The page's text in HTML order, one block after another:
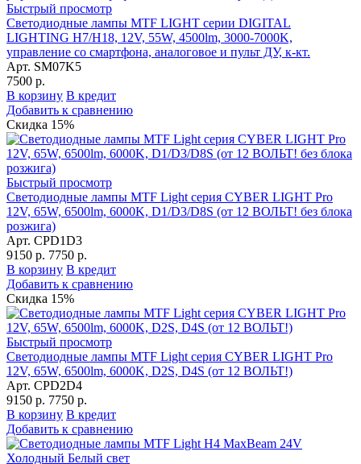
Быстрый просмотр
Светодиодные лампы MTF LIGHT серии DIGITAL
LIGHTING Н7/H18, 12V, 55W, 4500lm, 3000-7000K,
управление со смартфона, аналоговое и пульт ДУ, к-кт.
Арт. SM07K5
7500 р.
В корзину В кредит
Добавить к сравнению
Скидка 15%
Быстрый просмотр
Светодиодные лампы MTF Light серия CYBER LIGHT Pro
12V, 65W, 6500lm, 6000K, D1/D3/D8S (от 12 ВОЛЬТ! без блока
розжига)
Арт. CPD1D3
9150 р. 7750 р.
В корзину В кредит
Добавить к сравнению
Скидка 15%
Быстрый просмотр
Светодиодные лампы MTF Light серия CYBER LIGHT Pro
12V, 65W, 6500lm, 6000K, D2S, D4S (от 12 ВОЛЬТ!)
Арт. CPD2D4
9150 р. 7750 р.
В корзину В кредит
Добавить к сравнению